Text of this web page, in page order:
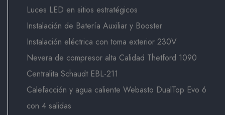
Luces LED en sitios estratégicos
Instalación de Batería Auxiliar y Booster
Instalación eléctrica con toma exterior 230V
Nevera de compresor alta Calidad Thetford 1090
Centralita Schaudt EBL-211
Calefacción y agua caliente Webasto DualTop Evo 6
con 4 salidas